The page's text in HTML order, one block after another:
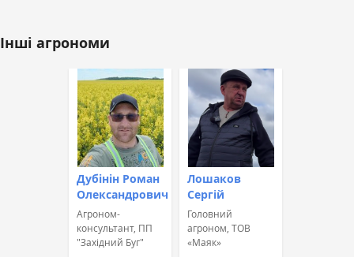
Інші агрономи
Дубінін Роман
Олександрович
Агроном-
консультант, ПП
"Західний Буг"
Лошаков
Сергій
Головний
агроном, ТОВ
«Маяк»